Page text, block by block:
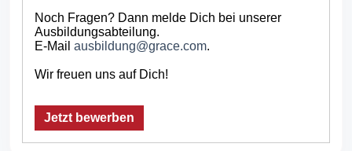
Noch Fragen? Dann melde Dich bei unserer
Ausbildungsabteilung.
E-Mail ausbildung@grace.com.
Wir freuen uns auf Dich!
Jetzt bewerben